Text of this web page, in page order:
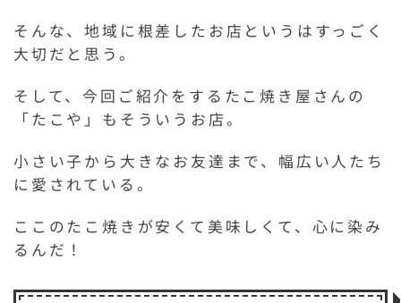
そんな、地域に根差したお店というはすっごく
大切だと思う。
そして、今回ご紹介をするたこ焼き屋さんの
「たこや」もそういうお店。
小さい子から大きなお友達まで、幅広い人たち
に愛されている。
ここのたこ焼きが安くて美味しくて、心に染み
るんだ！